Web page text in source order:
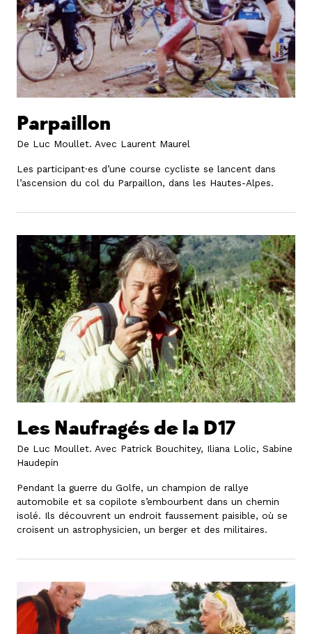
Parpaillon
De Luc Moullet. Avec Laurent Maurel
Les participant·es d’une course cycliste se lancent dans
l’ascension du col du Parpaillon, dans les Hautes-Alpes.
Les Naufragés de la D17
De Luc Moullet. Avec Patrick Bouchitey, Iliana Lolic, Sabine
Haudepin
Pendant la guerre du Golfe, un champion de rallye
automobile et sa copilote s’embourbent dans un chemin
isolé. Ils découvrent un endroit faussement paisible, où se
croisent un astrophysicien, un berger et des militaires.